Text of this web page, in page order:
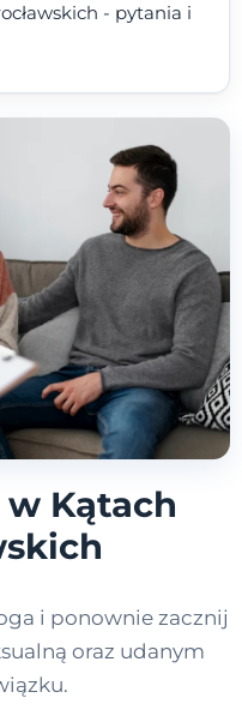
- pytania i
Kątach
i ponownie zacznij
oraz udanym